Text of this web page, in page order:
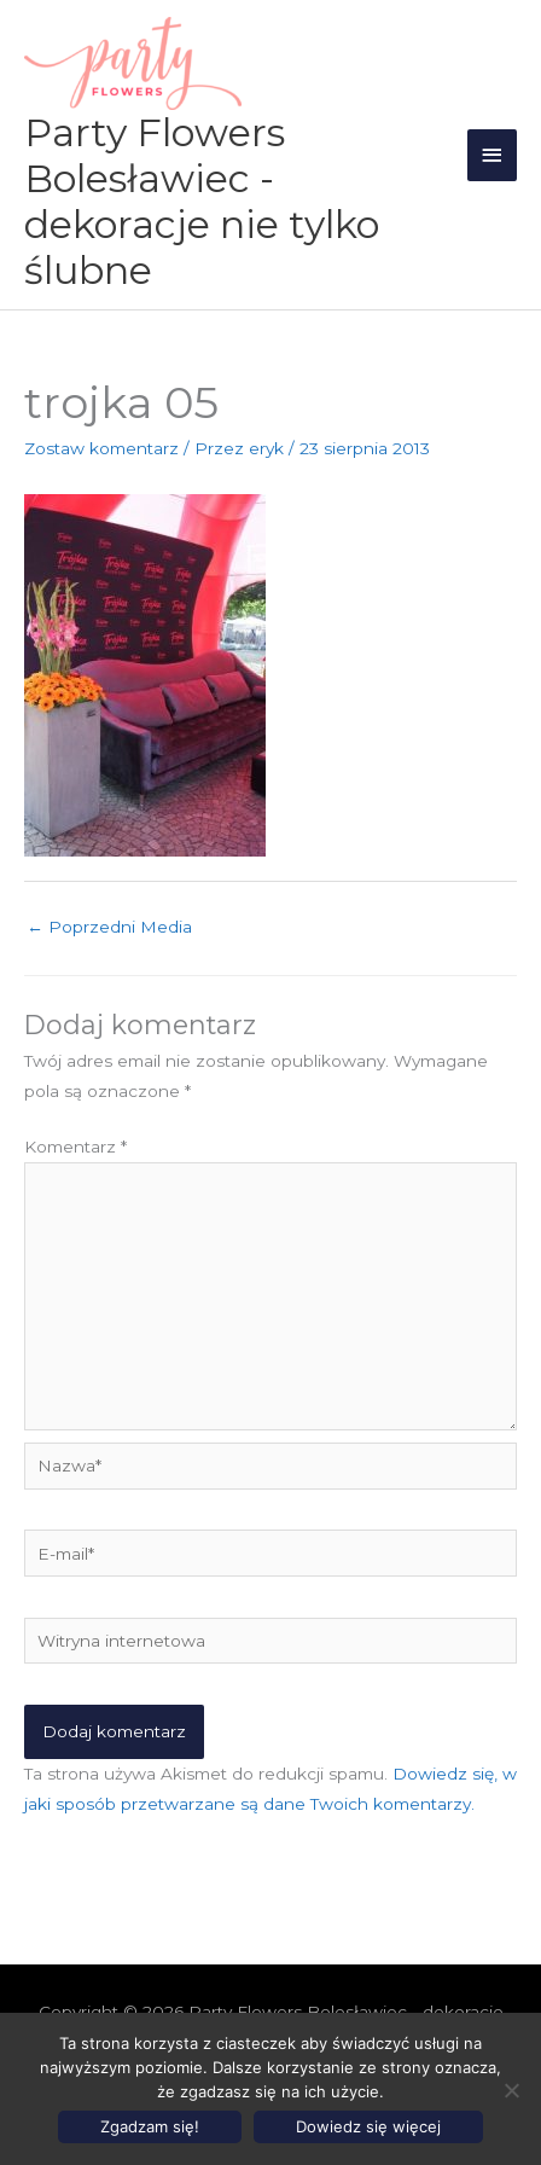
treści
Party Flowers
Bolesławiec -
dekoracje nie tylko
ślubne
trojka 05
Zostaw komentarz / Przez eryk / 23 sierpnia 2013
← Poprzedni Media
Dodaj komentarz
Twój adres email nie zostanie opublikowany. Wymagane
pola są oznaczone *
Komentarz *
mail*
Witryna
internetowa
Ta strona używa Akismet do redukcji spamu. Dowiedz się, w
jaki sposób przetwarzane są dane Twoich komentarzy.
Copyright © 2026Party Flowers Bolesławiec - dekoracje
nie tylko ślubne
Polityka prywatności i cookies
Polityka Jakości
Polityka Ekologiczna
Polityka Cenowa
Ta strona korzysta z ciasteczek aby świadczyć usługi na
najwyższym poziomie. Dalsze korzystanie ze strony oznacza,
że zgadzasz się na ich użycie.
Zgadzam się!
Dowiedz się więcej